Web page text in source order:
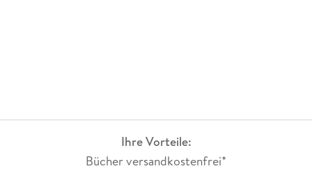
Ihre Vorteile:
Bücher versandkostenfrei*